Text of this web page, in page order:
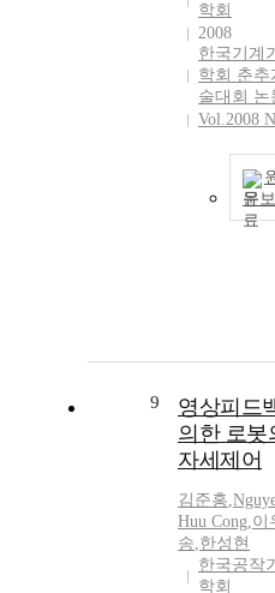
학회
2008
한국기계
학회 춘추
술대회 논
Vol.2008
문
9
영상피드
의한 로봇
자세제어
김준홍,
Huu Cong,이
송,한성현
한국공작
학회